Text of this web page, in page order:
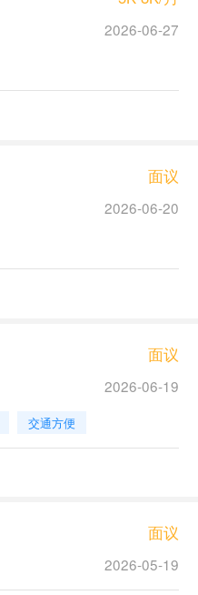
2026-06-27
面议
2026-06-20
面议
2026-06-19
交通方便
面议
2026-05-19